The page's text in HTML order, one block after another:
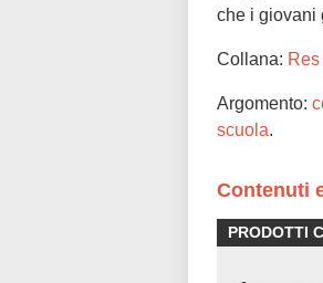
che i giovani
Collana:
Argomento:
scuola.
Contenuti
PRODOTTI